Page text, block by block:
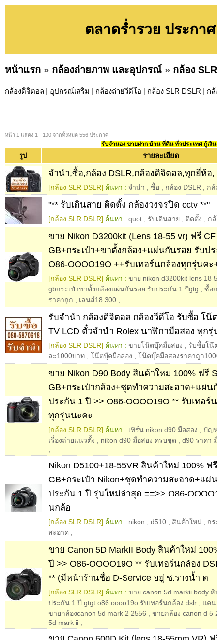
ตลาดร่ำรวย ประกา
หน้าแรก » กล้องถ่ายภาพ และอุปกรณ์ » กล้อง
กล้องดิจิตอล | อุปกรณ์เสริม | กล้องถ่ายวีดีโอ | กล้อง SLR DSLR | กล้
หน้า 1 แสดง 1 - 100 จากทั้งหมด 556 ประกาศ
รับจำนอง ขายฝาก บ้าน ที่ดิน ทั่วประเทศ กู้เงิ
รูป รายละเอียด
จำนำ,ซื้อ,กล้อง DSLR,กล้องดิจิตอล,ทุกยี่ห้อ,
[กล้อง SLR DSLR] ค้นหา : จำนำ ซื้อ กล้อง DSLR กล้
"** รับเดินสาย ติดตั้ง กล้องวงจรปิด cctv **"
[กล้อง SLR DSLR] ค้นหา : quot รับเดินสาย ติดตั้ง ก
ขาย Nikon D3200kit (Lens 18-55 vr) ฟรี
GB+กระเป๋า+ขาตั้งกล้อง+แผ่นกันรอย รับป
O86-OOOO19O ++รับเทอร์นกล้องทุกรุ่นค
[กล้อง SLR DSLR] ค้นหา : ขาย nikon d3200kit lens 18
gbกระเป๋าขาตั้งกล้องแผ่นกันรอย รับประกัน 1 ปีgtg
ซื้อ
ราคาถูก
เลนส์18 300
รับจำนำ กล้องดิจิตอล กล้องวีดีโอ รับซื้อ โน๊
TV LCD ตั๋วจำนำ Rolex นาฬิกามือสอง ทุก
[กล้อง SLR DSLR] ค้นหา : ขายโน๊ตบุ๊คมือสอง
รับชื้อโน๊
ละ1000บาท
โน๊ตบุ๊คมือสอง โน๊ตบุ๊คมือสองราคาถูก
ขาย Nikon D90 Body สินค้าใหม่ 100% ฟรี
GB+กระเป๋ากล้อง+ชุดทำความสะอาด+แผ่น
ประกัน 1 ปี >> O86-OOOO19O ** รับเทอร์
ทุกรุ่นนะคะ
[กล้อง SLR DSLR] ค้นหา : เทิร์น nikon d90 มือสอง
ปัญ
เรื่องถ่ายแนวตั้ง
nikon d90 มือสอง ครบชุด
d90 ราคา
Nikon D5100+18-55VR สินค้าใหม่ 100% ฟ
GB+กระเป๋า Nikon+ชุดทำความสะอาด+แผ่
ประกัน 1 ปี รุ่นใหม่ล่าสุด ==>> O86-
นกล้อ
[กล้อง SLR DSLR] ค้นหา : nikon d510 สินค้าใหม่
กร
สะอาด
ขาย Canon 5D MarkII Body สินค้าใหม่
ปี >> O86-OOOO19O ** รับเทอร์นกล้อง
** (มีหน้าร้านชื่อ D-Service อยู่ ซ.รางน้ำ ต
[กล้อง SLR DSLR] ค้นหา : ขาย canon 5d markii body
ประกัน 1 ปี gtgt o86 oooo19o รับเทอร์นกล้อง dslr
แคน
ขายกล้องcanon 5d mark 2 2556
ขายกล้อง canon d 5
5d mark ii